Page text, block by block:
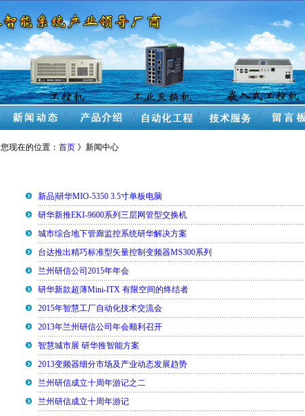
您现在的位置： 首页 》新闻中心
新品|研华MIO-5350 3.5寸单板电脑
研华新推EKI-9600系列三层网管型交换机
城市综合地下管廊监控系统研华解决方案
台达推出精巧标准型矢量控制变频器MS300系列
兰州研信公司2015年年会
研华新款超薄Mini-ITX 有限空间的终结者
2015年智慧工厂自动化技术交流会
2013年兰州研信公司年会顺利召开
智慧城市展 研华推智能方案
2013变频器细分市场及产业动态发展趋势
兰州研信成立十周年游记之二
兰州研信成立十周年游记